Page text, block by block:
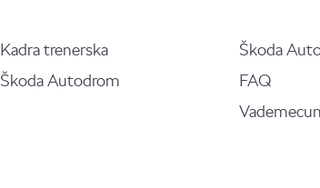
Kadra trenerska
Škoda Autodrom
Škoda
FAQ